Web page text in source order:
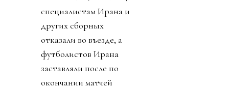
специалистам Ирана и
других сборных
отказали во въезде, а
футболистов Ирана
заставляли после по
окончании матчей